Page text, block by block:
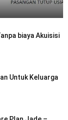
biaya Akuisisi
Untuk Keluarga